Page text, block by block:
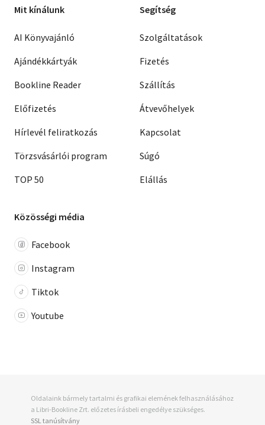
Mit kínálunk
AI Könyvajánló
Ajándékkártyák
Bookline Reader
Előfizetés
Hírlevél feliratkozás
Törzsvásárlói program
TOP 50
Segítség
Szolgáltatások
Fizetés
Szállítás
Átvevőhelyek
Kapcsolat
Súgó
Elállás
Közösségi média
Facebook
Instagram
Tiktok
Youtube
Oldalaink bármely tartalmi és grafikai elemének felhasználásához
a Libri-Bookline Zrt. előzetes írásbeli engedélye szükséges.
SSL tanúsítvány